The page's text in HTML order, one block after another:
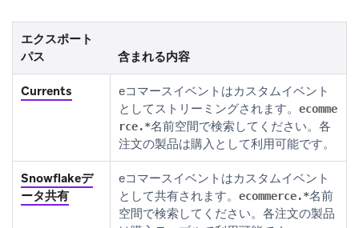
エクスポート
パス
含まれる内容
Currents
eコマースイベントはカスタムイベント
としてストリーミングされます。
ecomme
rce.*名前空間で検索してください。各
注文の製品は購入として利用可能です。
Snowflakeデ
ータ共有
eコマースイベントはカスタムイベント
として共有されます。
ecommerce.*名前
空間で検索してください。各注文の製品